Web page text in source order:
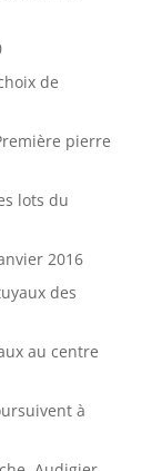
de
pierre
lots du
2016
des
au centre
à